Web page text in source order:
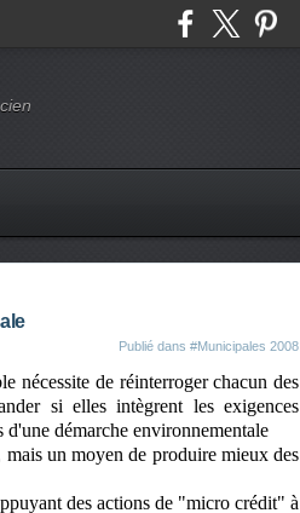
Publié dans #Municipales 2008
nécessite de réinterroger chacun des
si elles intègrent les exigences
démarche environnementale
un moyen de produire mieux des
des actions de "micro crédit" à